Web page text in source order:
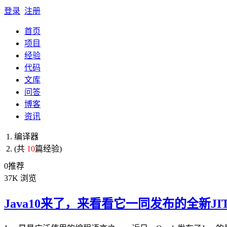
登录 注册
首页
项目
经验
代码
文库
问答
博客
资讯
编译器
(共 10篇经验)
0推荐
37K 浏览
Java10来了，来看看它一同发布的全新